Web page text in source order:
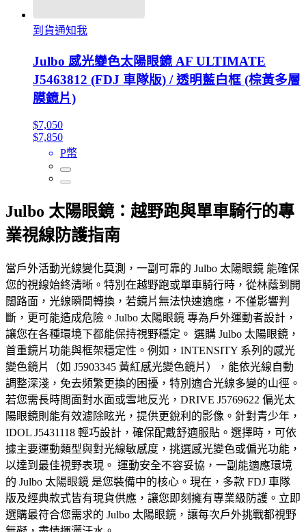
到貨通知我
Julbo 感光變色太陽眼鏡 AF ULTIMATE
J5463812 (FDJ 車隊版) / 透明藍白框 (棕黃多層
膜鏡片)
$7,050
$7,850
P幣
Julbo 太陽眼鏡：越野跑與單車騎行的專
業視線防護指南
當戶外活動光線變化莫測，一副可靠的 Julbo 太陽眼鏡 能確保
您的視線始終清晰。特別在越野跑或單車騎行時，從林蔭到開
闊路面，光線瞬間轉換，若鏡片無法快速適應，不僅影響判
斷，更可能造成危險。Julbo 太陽眼鏡 專為戶外運動者設計，
讓您在各種環境下都能保持視野穩定。 選購 Julbo 太陽眼鏡，
首重鏡片功能與框架穩定性。例如，INTENSITY 系列的感光
變色鏡片（如 J5903345 黃紅感光變色鏡片），能依光線自動
調整深淺，免去頻繁更換的困擾，特別適合光線多變的山徑。
若您需長時間面對水面或雪地反光，DRIVE J5769622 偏光太
陽眼鏡則能有效濾除眩光，提供更銳利的影像。針對青少年，
IDOL J5431118 輕巧設計，確保配戴舒適服貼。選擇時，可依
據主要運動類型與對光線敏感度，挑選感光變色或偏光功能，
以達到最佳視野表現。 運動安全不容妥協，一副能適應環境
的 Julbo 太陽眼鏡 是您裝備中的核心。現在，多款 FDJ 車隊
版及經典款式皆有現貨供應，讓您即刻擁有專業級防護。立即
選購最符合您需求的 Julbo 太陽眼鏡，讓每次戶外挑戰都視野